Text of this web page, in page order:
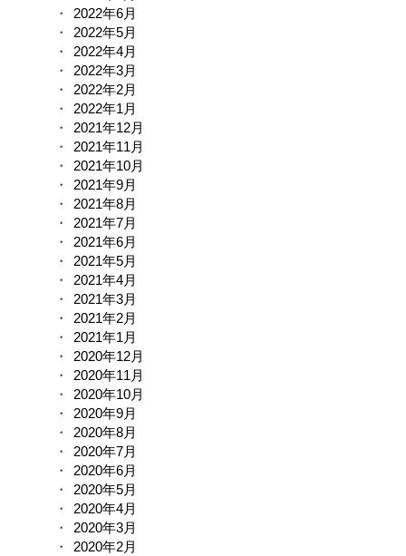
2022年6月
2022年5月
2022年4月
2022年3月
2022年2月
2022年1月
2021年12月
2021年11月
2021年10月
2021年9月
2021年8月
2021年7月
2021年6月
2021年5月
2021年4月
2021年3月
2021年2月
2021年1月
2020年12月
2020年11月
2020年10月
2020年9月
2020年8月
2020年7月
2020年6月
2020年5月
2020年4月
2020年3月
2020年2月